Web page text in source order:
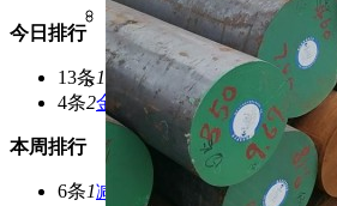
今日排行
13条1 仪器仪表
4条2金属
本周排行
6条1减速机